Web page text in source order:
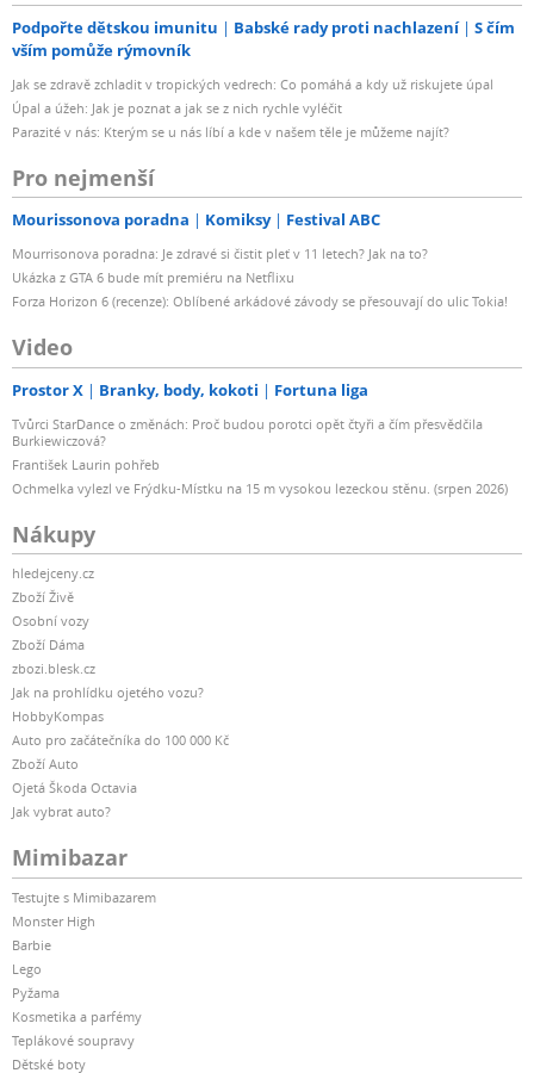
Podpořte dětskou imunitu Babské rady proti nachlazení
S čím
vším pomůže rýmovník
Jak se zdravě zchladit v tropických vedrech: Co pomáhá a kdy už riskujete úpal
Úpal a úžeh: Jak je poznat a jak se z nich rychle vyléčit
Parazité v nás: Kterým se u nás líbí a kde v našem těle je můžeme najít?
Pro nejmenší
Mourissonova poradna Komiksy Festival ABC
Mourrisonova poradna: Je zdravé si čistit pleť v 11 letech? Jak na to?
Ukázka z GTA 6 bude mít premiéru na Netflixu
Forza Horizon 6 (recenze): Oblíbené arkádové závody se přesouvají do ulic Tokia!
Video
Prostor X Branky, body, kokoti Fortuna liga
Tvůrci StarDance o změnách: Proč budou porotci opět čtyři a čím přesvědčila
Burkiewiczová?
František Laurin pohřeb
Ochmelka vylezl ve Frýdku-Místku na 15 m vysokou lezeckou stěnu. (srpen 2026)
Nákupy
hledejceny.cz
Zboží Živě
Osobní vozy
Zboží Dáma
zbozi.blesk.cz
Jak na prohlídku ojetého vozu?
HobbyKompas
Auto pro začátečníka do 100 000 Kč
Zboží Auto
Ojetá Škoda Octavia
Jak vybrat auto?
Mimibazar
Testujte s Mimibazarem
Monster High
Barbie
Lego
Pyžama
Kosmetika a parfémy
Teplákové soupravy
Dětské boty